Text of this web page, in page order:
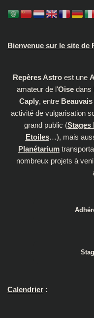
Bienvenue sur le site de
Repères Astroest une
amateur de l'Oise dans
Caply, entre Beauvais
activité de vulgarisation
grand public (Stages
Etoiles…), mais
Planétarium
nombreux projets à
Calendrier :